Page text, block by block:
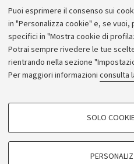
Puoi esprimere il consenso sui
in "Personalizza cookie" e, se
specifici in "Mostra cookie di
Potrai sempre rivedere le tue
rientrando nella sezione
Per maggiori informazioni consulta
COOKIE DI PROFILAZIONE -
SOLO
Bandi,
Albo
Atti di
Informazioni sul
Dichiarazione
Privacy e